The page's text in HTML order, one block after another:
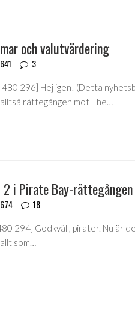
och valutvärdering
3
296] Hej igen! (Detta
rättegången mot The…
i Pirate Bay-rättegången
18
294] Godkväll, pirater. Nu är
som…